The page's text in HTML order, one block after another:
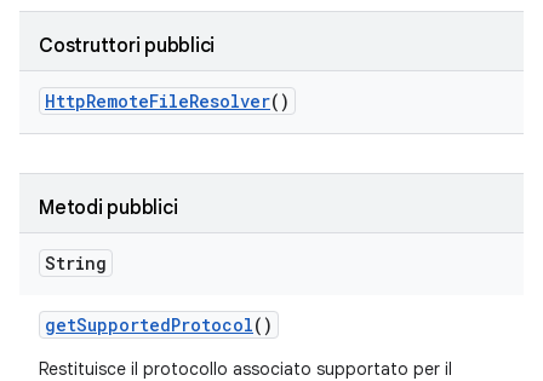
Costruttori pubblici
HttpRemoteFileResolver()
Metodi pubblici
String
getSupportedProtocol()
Restituisce il protocollo associato supportato per il